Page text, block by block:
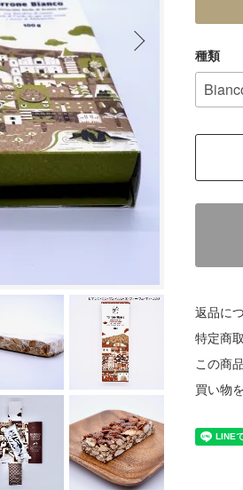
種類
返品に
特定商
この商
買い物